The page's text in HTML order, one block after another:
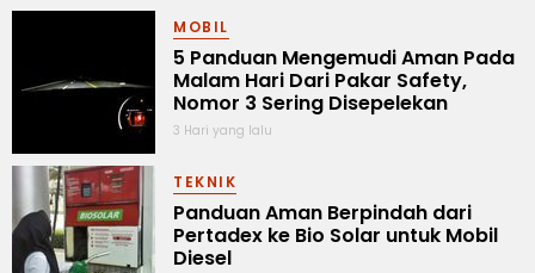
MOBIL
5 Panduan Mengemudi Aman Pada
Malam Hari Dari Pakar Safety,
Nomor 3 Sering Disepelekan
3 Hari yang lalu
TEKNIK
Panduan Aman Berpindah dari
Pertadex ke Bio Solar untuk Mobil
Diesel